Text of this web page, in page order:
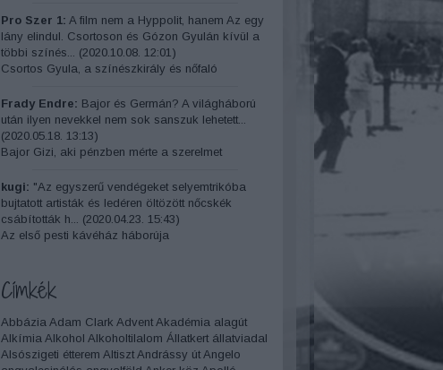
Pro Szer 1: A film nem a Hyppolit, hanem Az egy
lány elindul. Csortoson és Gózon Gyulán kívül a
többi színés... (2020.10.08. 12:01)
Csortos Gyula, a színészkirály és nőfaló
Frady Endre: Bajor és Germán? A világháború
után ilyen nevekkel nem sok sanszuk lehetett...
(2020.05.18. 13:13)
Bajor Gizi, aki pénzben mérte a szerelmet
kugi: "Az egyszerű vendégeket selyemtrikóba
bujtatott artisták és ledéren öltözött nőcskék
csábították h... (2020.04.23. 15:43)
Az első pesti kávéház háborúja
Címkék
Abbázia Adam Clark Advent Akadémia alagút
Alkímia Alkohol Alkoholtilalom Állatkert állatviadal
Alsószigeti étterem Altiszt Andrássy út Angelo